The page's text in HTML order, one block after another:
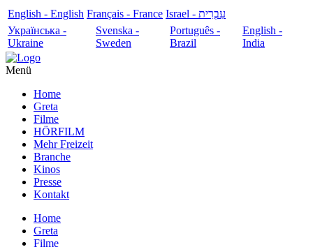
English - English Français - France
עִבְרִית - Israel
Українська -
Ukraine
Svenska -
Sweden
Português -
Brazil
English -
India
Menü
Home
Greta
Filme
HÖRFILM
Mehr Freizeit
Branche
Kinos
Presse
Kontakt
Home
Greta
Filme